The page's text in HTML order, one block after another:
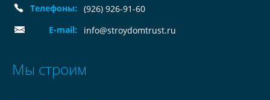
Телефоны:
(926) 926-91-60
E-mail:
info@stroydomtrust.ru
Мы строим